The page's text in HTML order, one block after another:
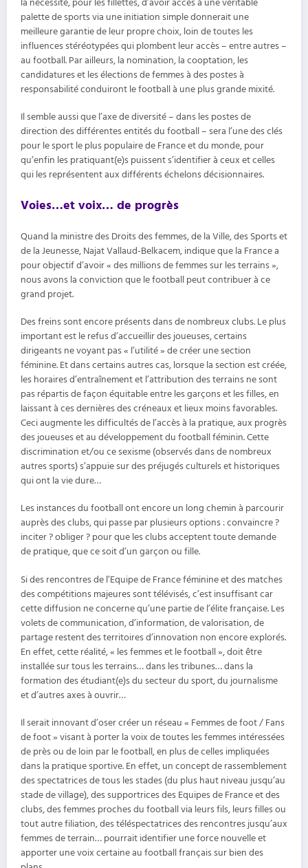
la nécessité, pour les fillettes, d’avoir accès à une véritable
palette de sports via une initiation simple donnerait une
meilleure garantie de leur propre choix, loin de toutes les
influences stéréotypées qui plombent leur accès – entre autres –
au football. Par ailleurs, la nomination, la cooptation, les
candidatures et les élections de femmes à des postes à
responsabilité conduiront le football à une plus grande mixité.
Il semble aussi que l’axe de diversité – dans les postes de
direction des différentes entités du football – sera l’une des clés
pour le sport le plus populaire de France et du monde, pour
qu’enfin les pratiquant(e)s puissent s’identifier à ceux et celles
qui les représentent aux différents échelons décisionnaires.
Voies…et voix… de progrès
Quand la ministre des Droits des femmes, de la Ville, des Sports et
de la Jeunesse, Najat Vallaud-Belkacem, indique que la France a
pour objectif d’avoir « des millions de femmes sur les terrains »,
nous avons la conviction que le football peut contribuer à ce
grand projet.
Des freins sont encore présents dans de nombreux clubs. Le plus
important est le refus d’accueillir des joueuses, certains
dirigeants ne voyant pas « l’utilité » de créer une section
féminine. Et dans certains autres cas, lorsque la section est créée,
les horaires d’entraînement et l’attribution des terrains ne sont
pas répartis de façon équitable entre les garçons et les filles, en
laissant à ces dernières des créneaux et lieux moins favorables.
Ceci augmente les difficultés de l’accès à la pratique, aux progrès
des joueuses et au développement du football féminin. Cette
discrimination et/ou ce sexisme (observés dans de nombreux
autres sports) s’appuie sur des préjugés culturels et historiques
qui ont la vie dure…
Les instances du football ont encore un long chemin à parcourir
auprès des clubs, qui passe par plusieurs options : convaincre ?
inciter ? obliger ? pour que les clubs acceptent toute demande
de pratique, que ce soit d’un garçon ou fille.
Si des rencontres de l’Equipe de France féminine et des matches
des compétitions majeures sont télévisés, c’est insuffisant car
cette diffusion ne concerne qu’une partie de l’élite française. Les
volets de communication, d’information, de valorisation, de
partage restent des territoires d’innovation non encore explorés.
En effet, cette réalité, « les femmes et le football », doit être
installée sur tous les terrains… dans les tribunes… dans la
formation des étudiant(e)s du secteur du sport, du journalisme
et d’autres axes à ouvrir…
Il serait innovant d’oser créer un réseau « Femmes de foot / Fans
de foot » visant à porter la voix de toutes les femmes intéressées
de près ou de loin par le football, en plus de celles impliquées
dans la pratique sportive. En effet, un concept de rassemblement
des spectatrices de tous les stades (du plus haut niveau jusqu’au
stade de village), des supportrices des Equipes de France et des
clubs, des femmes proches du football via leurs fils, leurs filles ou
tout autre filiation, des téléspectatrices des rencontres jusqu’aux
femmes de terrain… pourrait identifier une force nouvelle et
apporter une voix certaine au football français sur bien des